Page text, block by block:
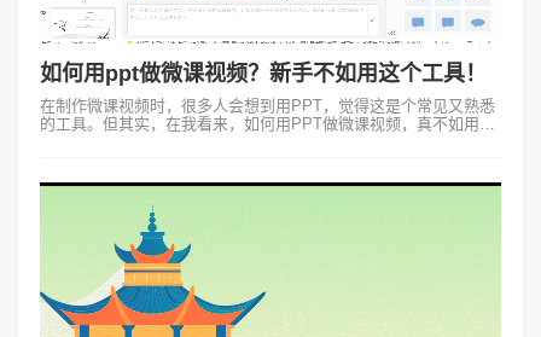
如何用ppt做微课视频？新手不如用这个工具！
在制作微课视频时，很多人会想到用PPT，觉得这是个常见又熟悉
的工具。但其实，在我看来，如何用PPT做微课视频，真不如用